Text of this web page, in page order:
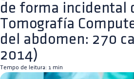
de forma incidental
Tomografía
del abdomen: 270
2014)
Tempo de leitura: 1 min